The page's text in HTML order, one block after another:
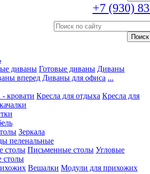
+7 (930)
диваны Готовые диваны Диваны
вперед Диваны для офиса ...
- кровати Кресла для отдыха Кресла для
Зеркала
пеленальные
столы Письменные столы Угловые
столы
Вешалки Модули для прихожих